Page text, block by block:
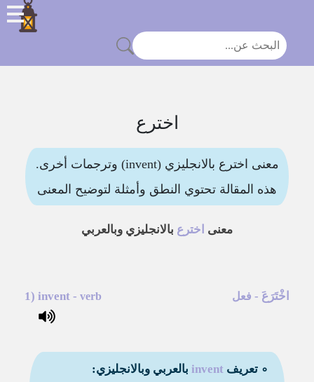
اخترع
معنى اخترع بالانجليزي (invent) وترجمات أخرى.
هذه المقالة تحتوي النطق وأمثلة لتوضيح المعنى
معنى اخترع بالانجليزي وبالعربي
اخْتَرَعَ - فعل 1) invent - verb
∘ تعريفinvent بالعربي وبالانجليزي: